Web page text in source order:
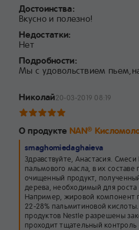
Достоинства:
Вкусно и полезно!
Недостатки:
Нет
Подробности:
Мы с удовольствием
Николай20-03-2019 08:19
О продукте NAN®
smaghomiedaghaieva
Здравствуйте, Анастасия.
пальмового масла, в их составе
очищенный продукт,
дерева, необходимый для роста
Например, жировой компонент
22-28% пальмитиновой
продуктов Nestle разрешены
проходит тщательный